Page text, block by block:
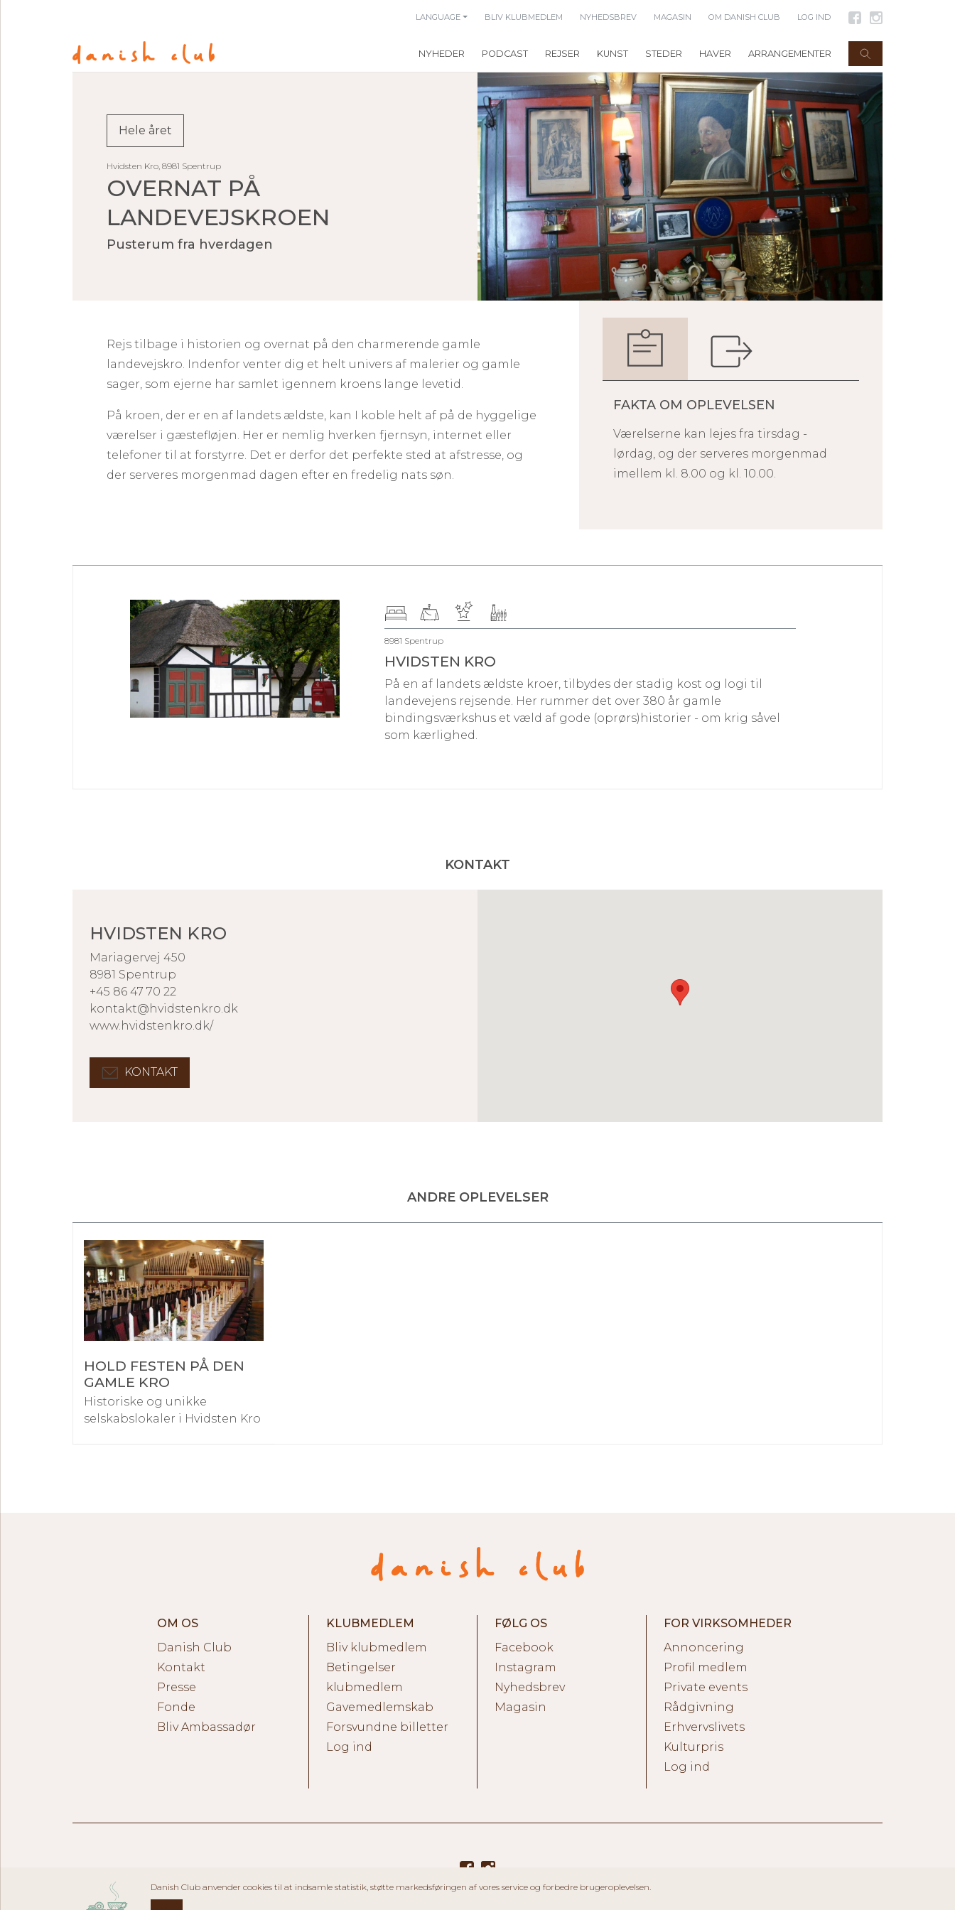
LANGUAGE BLIV KLUBMEDLEM NYHEDSBREV MAGASIN OM DANISH CLUB LOG IND
NYHEDER PODCAST REJSER KUNST STEDER HAVER ARRANGEMENTER
Hele året
Hvidsten Kro, 8981 Spentrup
OVERNAT PÅ
LANDEVEJSKROEN
Pusterum fra hverdagen
Rejs tilbage i historien og overnat på den charmerende gamle
landevejskro. Indenfor venter dig et helt univers af malerier og gamle
sager, som ejerne har samlet igennem kroens lange levetid.
På kroen, der er en af landets ældste, kan I koble helt af på de hyggelige
værelser i gæstefløjen. Her er nemlig hverken fjernsyn, internet eller
telefoner til at forstyrre. Det er derfor det perfekte sted at afstresse, og
der serveres morgenmad dagen efter en fredelig nats søn.
FAKTA OM OPLEVELSEN
Værelserne kan lejes fra tirsdag -
lørdag, og der serveres morgenmad
imellem kl. 8.00 og kl. 10.00.
8981 Spentrup
HVIDSTEN KRO
På en af landets ældste kroer, tilbydes der stadig kost og logi til
landevejens rejsende. Her rummer det over 380 år gamle
bindingsværkshus et væld af gode (oprørs)historier - om krig såvel
som kærlighed.
KONTAKT
HVIDSTEN KRO
Mariagervej 450
8981 Spentrup
+45 86 47 70 22
kontakt@hvidstenkro.dk
www.hvidstenkro.dk/
KONTAKT
ANDRE OPLEVELSER
HOLD FESTEN PÅ DEN
GAMLE KRO
Historiske og unikke
selskabslokaler i Hvidsten Kro
OM OS
Danish Club
Kontakt
Presse
Fonde
Bliv Ambassadør
KLUBMEDLEM
Bliv klubmedlem
Betingelser
klubmedlem
Gavemedlemskab
Forsvundne billetter
Log ind
FØLG OS
Facebook
Instagram
Nyhedsbrev
Magasin
FOR VIRKSOMHEDER
Annoncering
Profil medlem
Private events
Rådgivning
Erhvervslivets
Kulturpris
Log ind
Danish Club anvender cookies til at indsamle statistik, støtte markedsføringen af vores service og forbedre brugeroplevelsen.